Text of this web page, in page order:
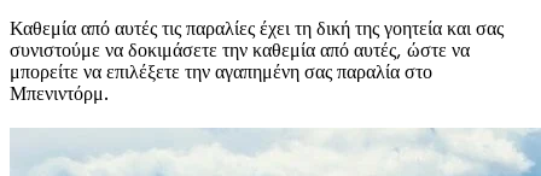
Καθεμία από αυτές τις παραλίες έχει τη δική της γοητεία και σας
συνιστούμε να δοκιμάσετε την καθεμία από αυτές, ώστε να
μπορείτε να επιλέξετε την αγαπημένη σας παραλία στο
Μπενιντόρμ.